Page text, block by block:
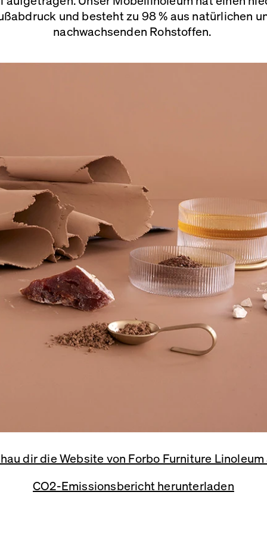
und besteht zu 98 % aus natürlichen
nachwachsenden Rohstoffen.
dir die Website von Forbo Furniture Linoleum
CO2-Emissionsbericht herunterladen